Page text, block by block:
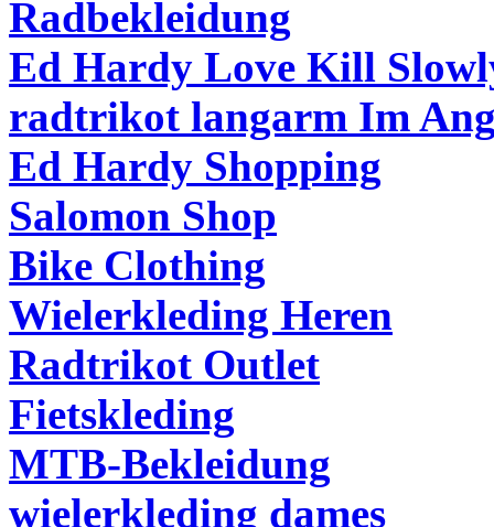
Radbekleidung
Ed Hardy Love Kill
radtrikot langarm Im
Ed Hardy Shopping
Salomon Shop
Bike Clothing
Wielerkleding Heren
Radtrikot Outlet
Fietskleding
MTB-Bekleidung
wielerkleding dames